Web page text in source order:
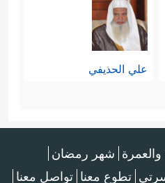
علي الحذيفي
والعمرة شهر رمضان
تطوع معنا تواصل معنا